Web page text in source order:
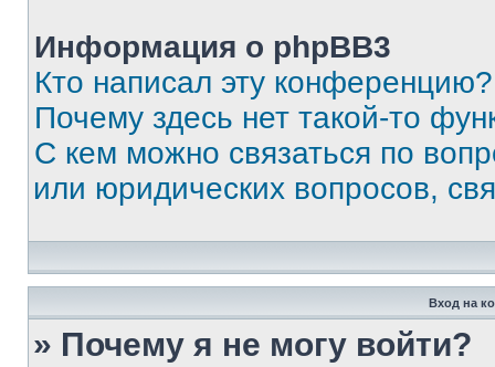
Информация о phpBB3
Кто написал эту конференцию?
Почему здесь нет такой-то
С кем можно связаться по
или юридических вопросов,
Вход на
» Почему я не могу войти?